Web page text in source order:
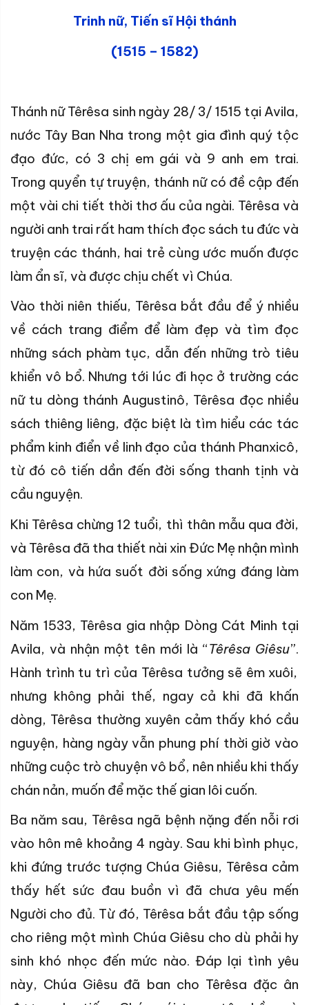
Trinh nữ, Tiến sĩ Hội thánh
(1515 – 1582)
Thánh nữ Têrêsa sinh ngày 28/ 3/ 1515 tại Avila,
nước Tây Ban Nha trong một gia đình quý tộc
đạo đức, có 3 chị em gái và 9 anh em trai.
Trong quyển tự truyện, thánh nữ có đề cập đến
một vài chi tiết thời thơ ấu của ngài. Têrêsa và
người anh trai rất ham thích đọc sách tu đức và
truyện các thánh, hai trẻ cùng ước muốn được
làm ẩn sĩ, và được chịu chết vì Chúa.
Vào thời niên thiếu, Têrêsa bắt đầu để ý nhiều
về cách trang điểm để làm đẹp và tìm đọc
những sách phàm tục, dẫn đến những trò tiêu
khiển vô bổ. Nhưng tới lúc đi học ở trường các
nữ tu dòng thánh Augustinô, Têrêsa đọc nhiều
sách thiêng liêng, đặc biệt là tìm hiểu các tác
phẩm kinh điển về linh đạo của thánh Phanxicô,
từ đó cô tiến dần đến đời sống thanh tịnh và
cầu nguyện.
Khi Têrêsa chừng 12 tuổi, thì thân mẫu qua đời,
và Têrêsa đã tha thiết nài xin Đức Mẹ nhận mình
làm con, và hứa suốt đời sống xứng đáng làm
con Mẹ.
Năm 1533, Têrêsa gia nhập Dòng Cát Minh tại
Avila, và nhận một tên mới là “Têrêsa Giêsu”.
Hành trình tu trì của Têrêsa tưởng sẽ êm xuôi,
nhưng không phải thế, ngay cả khi đã khấn
dòng, Têrêsa thường xuyên cảm thấy khó cầu
nguyện, hàng ngày vẫn phung phí thời giờ vào
những cuộc trò chuyện vô bổ, nên nhiều khi thấy
chán nản, muốn để mặc thế gian lôi cuốn.
Ba năm sau, Têrêsa ngã bệnh nặng đến nỗi rơi
vào hôn mê khoảng 4 ngày.Sau khi bình phục,
khi đứng trước tượng Chúa Giêsu, Têrêsa cảm
thấy hết sức đau buồn vì đã chưa yêu mến
Người cho đủ. Từ đó, Têrêsa bắt đầu tập sống
cho riêng một mình Chúa Giêsu cho dù phải hy
sinh khó nhọc đến mức nào. Đáp lại tình yêu
này, Chúa Giêsu đã ban cho Têrêsa đặc ân